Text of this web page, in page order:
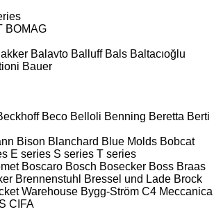
BOMAG
Balavto Balluff Bals Baltacıoğlu
Bauer
Beco Belloli Benning Beretta Berti
Bison Blanchard Blue Molds Bobcat
E series S series T series
Boscaro Bosch Bosecker Boss Braas
Brennenstuhl Bressel und Lade Brock
Warehouse Bygg-Ström C4 Meccanica
CIFA